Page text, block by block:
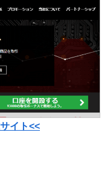
イト<<